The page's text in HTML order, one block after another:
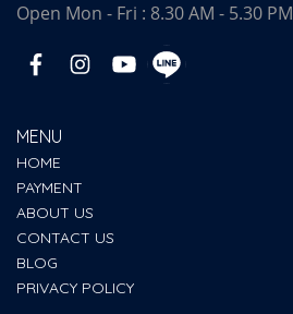
Open Mon - Fri : 8.30 AM - 5.30 PM
MENU
HOME
PAYMENT
ABOUT US
CONTACT US
BLOG
PRIVACY POLICY